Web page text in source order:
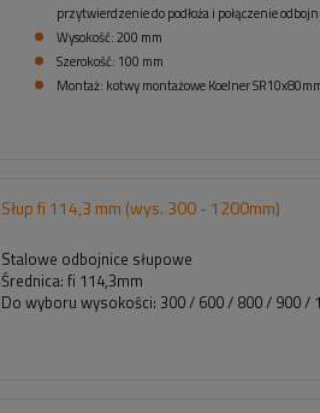
przytwierdzenie do podłoża i połączenie
Wysokość: 200 mm
Szerokość: 100 mm
Montaż: kotwy montażowe Koelner
Słup fi 114,3 mm (wys. 300 - 1200mm)
Stalowe odbojnice słupowe
Średnica: fi 114,3mm
Do wyboru wysokości: 300 / 600 / 800 / 900 /